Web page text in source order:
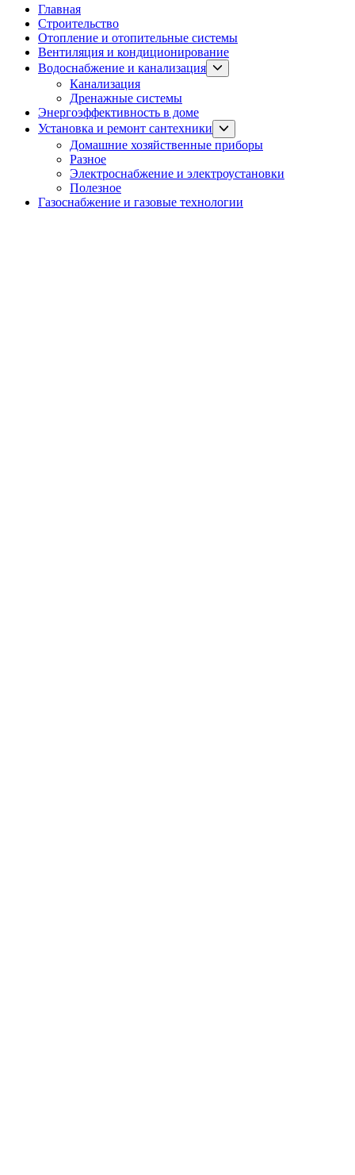
Главная
Строительство
Отопление и отопительные системы
Вентиляция и кондиционирование
Водоснабжение и канализация
sub
Канализация
Дренажные системы
Энергоэффективность в доме
Установка и ремонт сантехники
Show
sub
menu
Домашние хозяйственные приборы
Разное
Электроснабжение и электроустановки
Полезное
Газоснабжение и газовые технологии